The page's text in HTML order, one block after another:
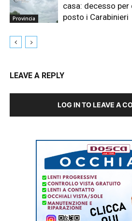
Provincia
casa: decesso per
posto i Carabinieri
LEAVE A REPLY
LOG IN TO LEAVE A